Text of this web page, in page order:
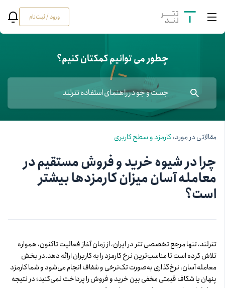
ورود / ثبت‌نام
چطور می توانیم کمکتان کنیم؟
مقالاتی در مورد:کارمزد و سطح کاربری
چرا در شیوه خرید و فروش مستقیم در
معامله آسان میزان کارمزدها بیشتر
است؟
تترلند، تنها مرجع تخصصی تتر در ایران، از زمان آغاز فعالیت تاکنون، همواره
تلاش کرده است تا مناسب‌ترین نرخ کارمزد را به کاربران ارائه دهد. در بخش
معامله آسان، نرخ‌گذاری به‌صورت تک‌نرخی و شفاف انجام می‌شود و شما کارمزد
پنهان یا شکاف قیمتی مخفی بین خرید و فروش را پرداخت نمی‌کنید؛ در نتیجه